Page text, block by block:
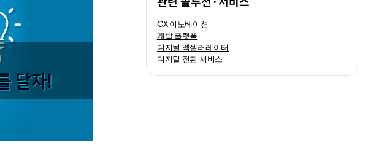
CX 이노베이션
개발 플랫폼
디지털 엑셀러레이터
디지털 전환 서비스